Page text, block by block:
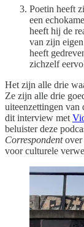
Poetin heeft
een
heeft hij de
van zijn
heeft
zichzelf
Het zijn alle drie
Ze zijn alle drie
uiteenzettingen van
dit interview met
beluister deze
Correspondentover
voor culturele